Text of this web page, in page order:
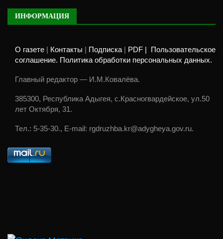
ИНФОРМАЦИЯ
О газете Контакты Подписка PDF |
Пользовательское
соглашение. Политика обработки персональных данных.
Главный редактор — И.М.Ковалёва.
385300, Республика Адыгея, с.Красногвардейское, ул.50
лет Октября, 31.
Тел.: 5-35-30., E-mail: rgdruzhba.kr@adygheya.gov.ru.